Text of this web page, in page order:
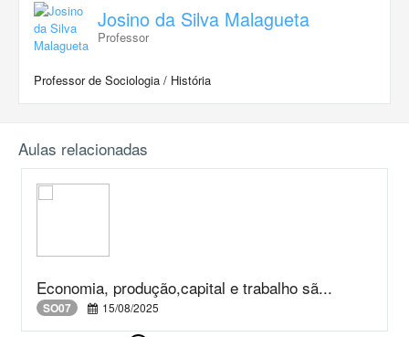
Josino da Silva Malagueta
Professor
Professor de Sociologia / História
Aulas relacionadas
Economia, produção,capital e trabalho sã...
SO07 15/08/2025